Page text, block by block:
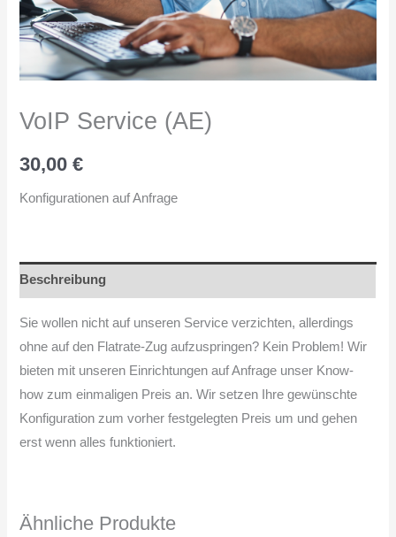
VoIP Service (AE)
30,00€
Konfigurationen auf Anfrage
Beschreibung
Sie wollen nicht auf unseren Service verzichten, allerdings
ohne auf den Flatrate-Zug aufzuspringen? Kein Problem! Wir
bieten mit unseren Einrichtungen auf Anfrage unser Know-
how zum einmaligen Preis an. Wir setzen Ihre gewünschte
Konfiguration zum vorher festgelegten Preis um und gehen
erst wenn alles funktioniert.
Ähnliche Produkte